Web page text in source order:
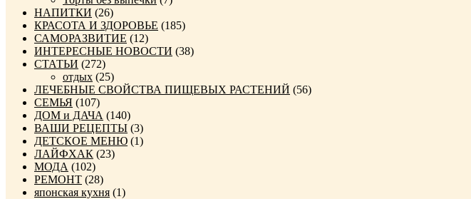
НАПИТКИ (26)
КРАСОТА И ЗДОРОВЬЕ (185)
САМОРАЗВИТИЕ (12)
ИНТЕРЕСНЫЕ НОВОСТИ (38)
СТАТЬИ (272)
отдых (25)
ЛЕЧЕБНЫЕ СВОЙСТВА ПИЩЕВЫХ РАСТЕНИЙ (56)
СЕМЬЯ (107)
ДОМ и ДАЧА (140)
ВАШИ РЕЦЕПТЫ (3)
ДЕТСКОЕ МЕНЮ (1)
ЛАЙФХАК (23)
МОДА (102)
РЕМОНТ (28)
японская кухня (1)